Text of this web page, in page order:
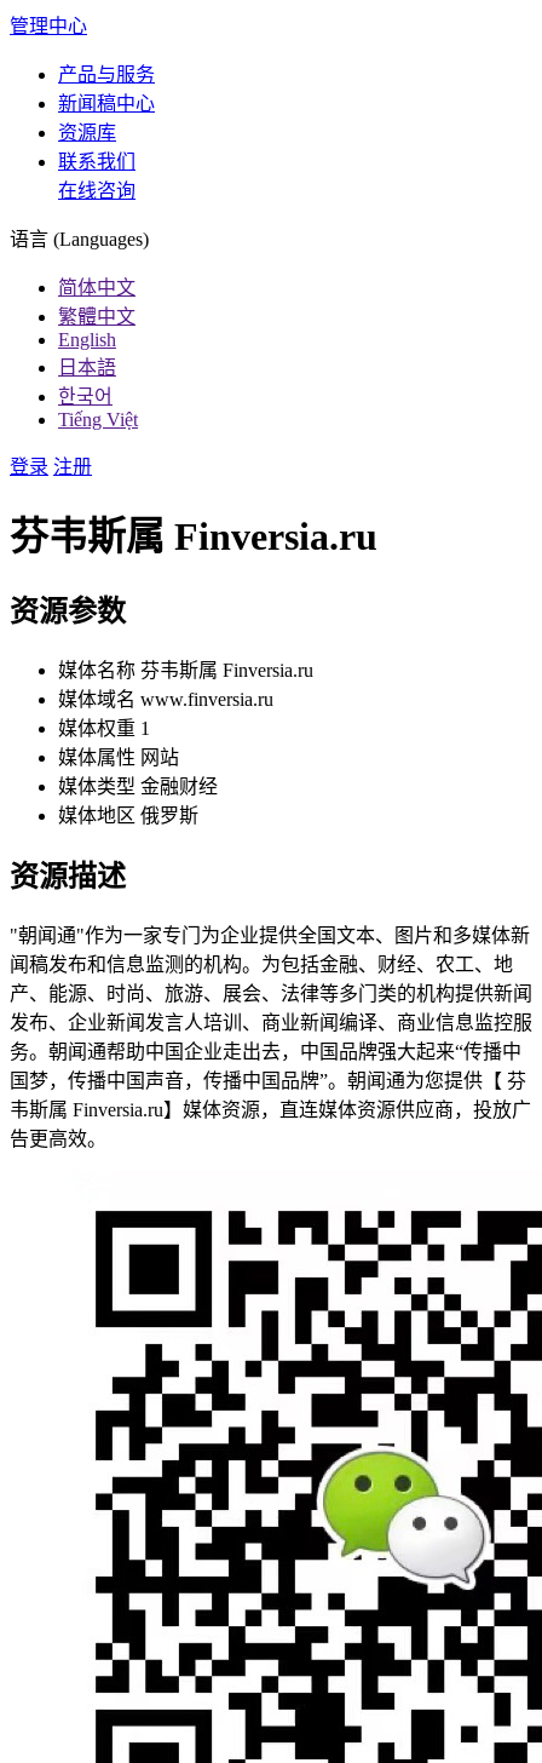
管理中心
产品与服务
新闻稿中心
资源库
联系我们
在线咨询
语言 (Languages)
简体中文
繁體中文
English
日本語
한국어
Tiếng Việt
登录 注册
芬韦斯属 Finversia.ru
资源参数
媒体名称 芬韦斯属 Finversia.ru
媒体域名 www.finversia.ru
媒体权重 1
媒体属性 网站
媒体类型 金融财经
媒体地区 俄罗斯
资源描述
"朝闻通"作为一家专门为企业提供全国文本、图片和多媒体新
闻稿发布和信息监测的机构。为包括金融、财经、农工、地
产、能源、时尚、旅游、展会、法律等多门类的机构提供新闻
发布、企业新闻发言人培训、商业新闻编译、商业信息监控服
务。朝闻通帮助中国企业走出去，中国品牌强大起来“传播中
国梦，传播中国声音，传播中国品牌”。朝闻通为您提供【 芬
韦斯属 Finversia.ru】媒体资源，直连媒体资源供应商，投放广
告更高效。